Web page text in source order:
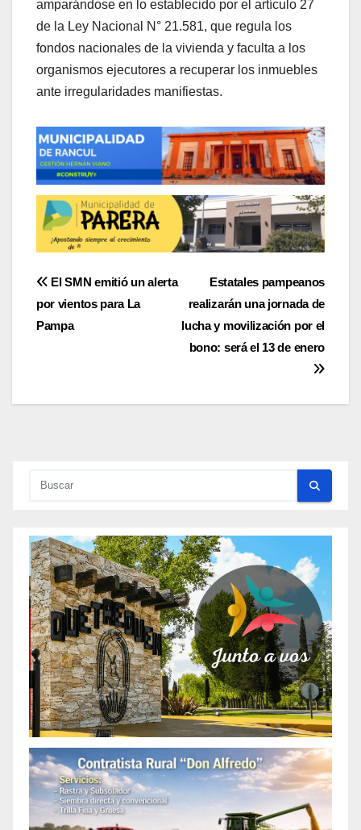
amparándose en lo establecido por el artículo 27
de la Ley Nacional N° 21.581, que regula los
fondos nacionales de la vivienda y faculta a los
organismos ejecutores a recuperar los inmuebles
ante irregularidades manifiestas.
Navegación
de
Estatales pampeanos
realizarán una jornada de
lucha y movilización por el
bono: será el 13 de enero
El SMN emitió un alerta
por vientos para La
Pampa